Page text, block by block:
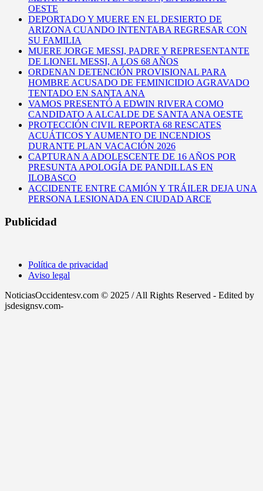
OESTE
DEPORTADO Y MUERE EN EL DESIERTO DE
ARIZONA CUANDO INTENTABA REGRESAR CON
SU FAMILIA
MUERE JORGE MESSI, PADRE Y REPRESENTANTE
DE LIONEL MESSI, A LOS 68 AÑOS
ORDENAN DETENCIÓN PROVISIONAL PARA
HOMBRE ACUSADO DE FEMINICIDIO AGRAVADO
TENTADO EN SANTA ANA
VAMOS PRESENTÓ A EDWIN RIVERA COMO
CANDIDATO A ALCALDE DE SANTA ANA OESTE
PROTECCIÓN CIVIL REPORTA 68 RESCATES
ACUÁTICOS Y AUMENTO DE INCENDIOS
DURANTE PLAN VACACIÓN 2026
CAPTURAN A ADOLESCENTE DE 16 AÑOS POR
PRESUNTA APOLOGÍA DE PANDILLAS EN
ILOBASCO
ACCIDENTE ENTRE CAMIÓN Y TRÁILER DEJA UNA
PERSONA LESIONADA EN CIUDAD ARCE
Publicidad
Política de privacidad
Aviso legal
NoticiasOccidentesv.com © 2025 / All Rights Reserved - Edited by
jsdesignsv.com-